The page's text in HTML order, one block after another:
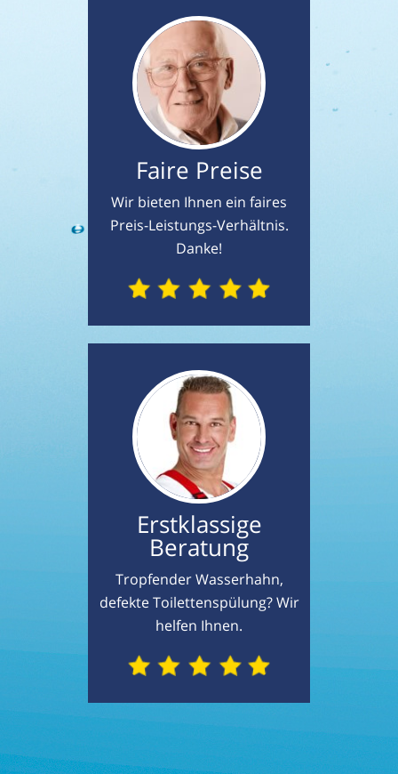
Faire Preise
Wir bieten Ihnen ein faires
Preis-Leistungs-Verhältnis.
Danke!
Erstklassige
Beratung
Tropfender Wasserhahn,
defekte Toilettenspülung? Wir
helfen Ihnen.